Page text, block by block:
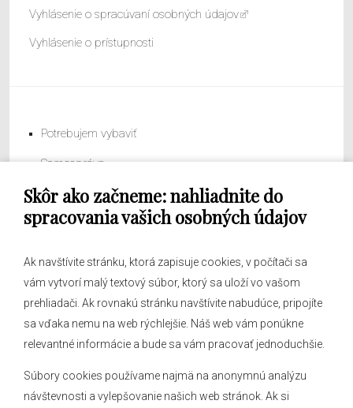
Skôr ako začneme: nahliadnite do
spracovania vašich osobných údajov
Ak navštívite stránku, ktorá zapisuje cookies, v počítači sa
vám vytvorí malý textový súbor, ktorý sa uloží vo vašom
prehliadači. Ak rovnakú stránku navštívite nabudúce, pripojíte
sa vďaka nemu na web rýchlejšie. Náš web vám ponúkne
relevantné informácie a bude sa vám pracovať jednoduchšie.
Súbory cookies používame najmä na anonymnú analýzu
návštevnosti a vylepšovanie našich web stránok. Ak si
Vyhlásenie o spracúvaní osobných údajov
Vyhlásenie o prístupnosti
Potrebujem vybaviť
Samospráva
Obecný úrad
O obci
Hlásenia obecného rozhlasu